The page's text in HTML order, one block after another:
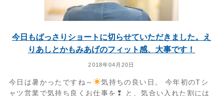
今日もばっさりショートに切らせていただきました。え
りあしとかもみあげのフィット感、大事です！
2018年04月20日
今日は暑かったですね～
気持ちの良い日。 今年初のTシ
ャツ営業で気持ち良くお仕事を❢ と、気合い入れた割には